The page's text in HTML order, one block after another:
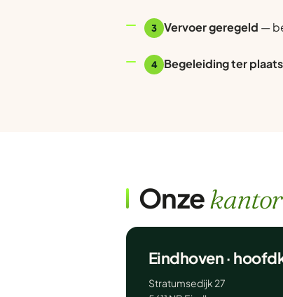
3 Vervoer geregeld —
4 Begeleiding ter
Onze
Eindhoven ·
Stratumsedijk 27